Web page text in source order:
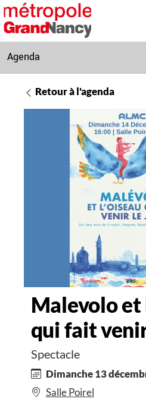
Gestion de vos préférences sur les
Agenda
Retour à l'agenda
Malevolo et
qui fait
Spectacle
Dimanche 13
Salle Poirel